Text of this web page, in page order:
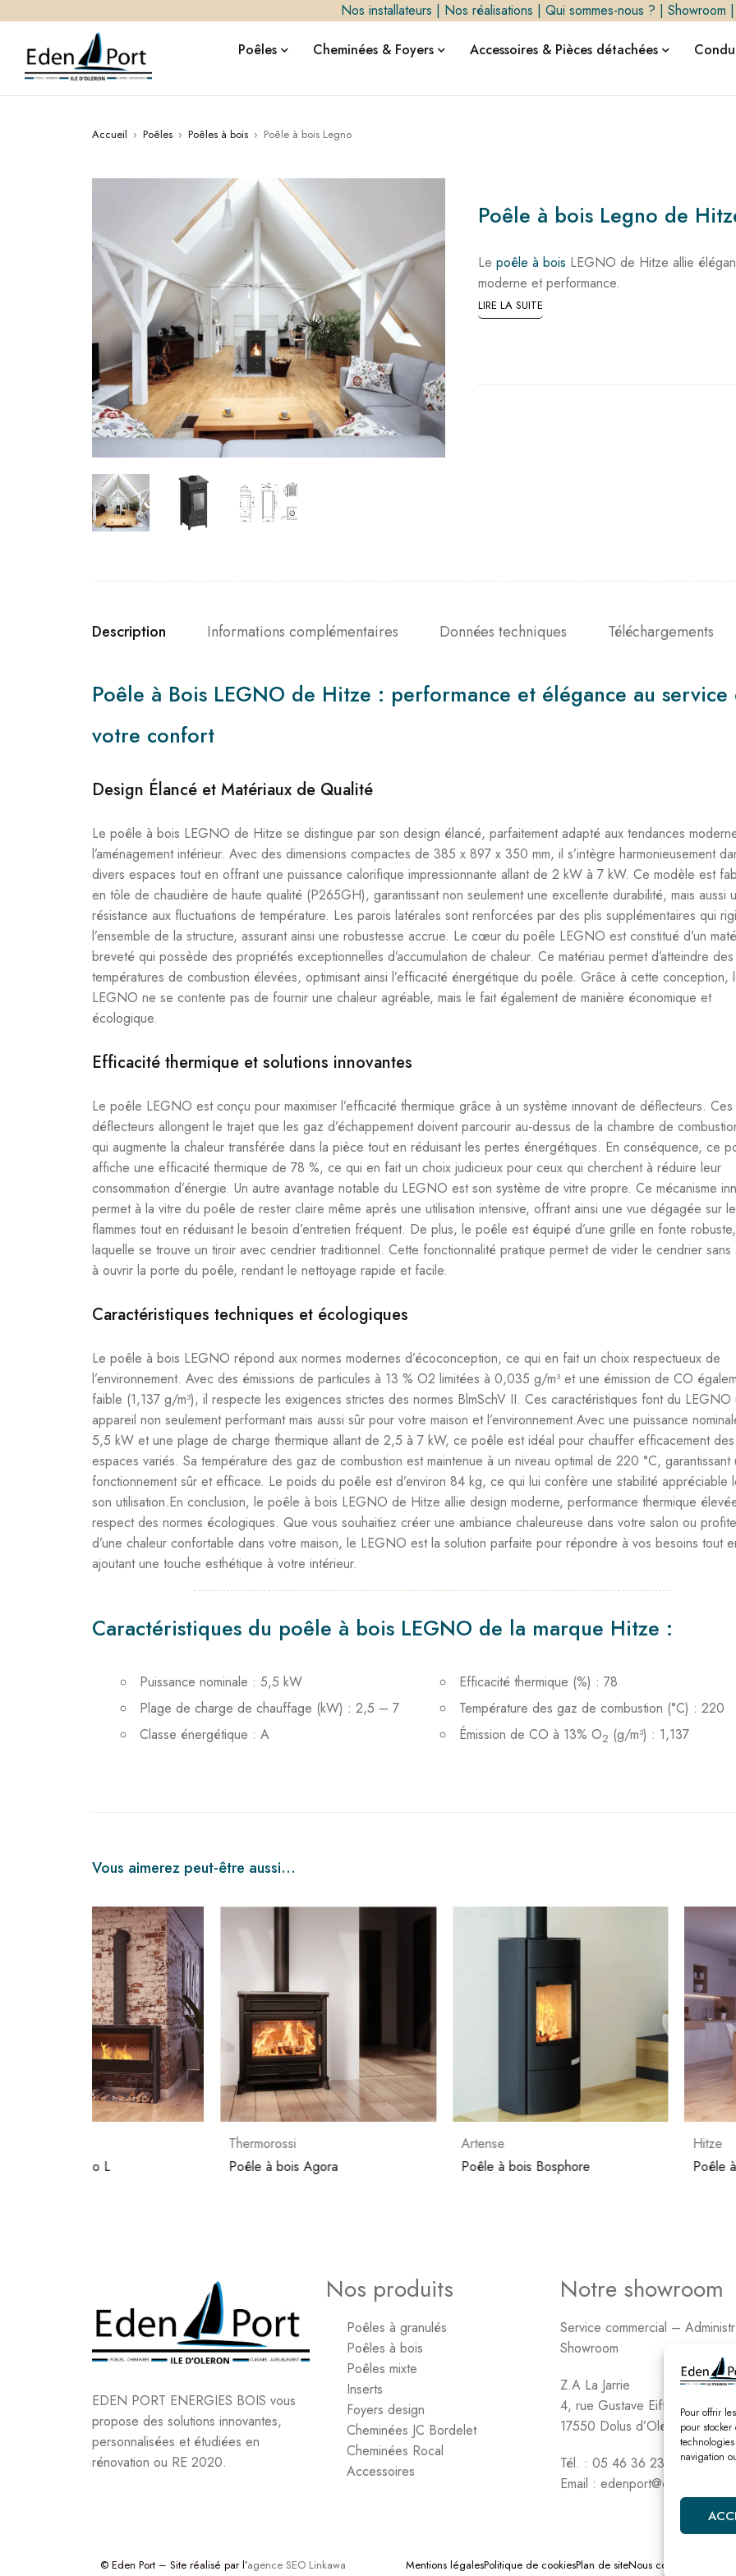
Pour offrir
pour
navigation
Nos installateurs | Nos réalisations | Qui sommes-nous ? | Showroom |
Poêles Cheminées & Foyers Accessoires & Pièces détachées
Accueil › Poêles › Poêles à bois › Poêle à bois Legno
Poêle à bois Legno de
Lepoêle à bois LEGNO de Hitze allie
moderne et performance.
LIRE LA SUITE
Description Informations complémentaires Données techniques Téléchargements
Poêle à Bois LEGNO de Hitze : performance et élégance au service
votre confort
Design Élancé et Matériaux de Qualité
Le poêle à bois LEGNO de Hitze se distingue par son design élancé, parfaitement adapté aux tendances
l’aménagement intérieur. Avec des dimensions compactes de 385 x 897 x 350 mm, il s’intègre harmonieusement
divers espaces tout en offrant une puissance calorifique impressionnante allant de 2 kW à 7 kW. Ce modèle est
en tôle de chaudière de haute qualité (P265GH), garantissant non seulement une excellente durabilité, mais aussi
résistance aux fluctuations de température. Les parois latérales sont renforcées par des plis supplémentaires qui
l’ensemble de la structure, assurant ainsi une robustesse accrue. Le cœur du poêle LEGNO est constitué d’un
breveté qui possède des propriétés exceptionnelles d’accumulation de chaleur. Ce matériau permet d’atteindre des
températures de combustion élevées, optimisant ainsi l’efficacité énergétique du poêle. Grâce à cette conception,
LEGNO ne se contente pas de fournir une chaleur agréable, mais le fait également de manière économique et
écologique.
Efficacité thermique et solutions innovantes
Le poêle LEGNO est conçu pour maximiser l’efficacité thermique grâce à un système innovant de déflecteurs. Ces
déflecteurs allongent le trajet que les gaz d’échappement doivent parcourir au-dessus de la chambre de
qui augmente la chaleur transférée dans la pièce tout en réduisant les pertes énergétiques. En conséquence, ce
affiche une efficacité thermique de 78 %, ce qui en fait un choix judicieux pour ceux qui cherchent à réduire leur
consommation d’énergie. Un autre avantage notable du LEGNO est son système de vitre propre. Ce mécanisme
permet à la vitre du poêle de rester claire même après une utilisation intensive, offrant ainsi une vue dégagée sur
flammes tout en réduisant le besoin d’entretien fréquent. De plus, le poêle est équipé d’une grille en fonte
laquelle se trouve un tiroir avec cendrier traditionnel. Cette fonctionnalité pratique permet de vider le cendrier sans
à ouvrir la porte du poêle, rendant le nettoyage rapide et facile.
Caractéristiques techniques et écologiques
Le poêle à bois LEGNO répond aux normes modernes d’écoconception, ce qui en fait un choix respectueux de
l’environnement. Avec des émissions de particules à 13 % O2 limitées à 0,035 g/m³ et une émission de CO
faible (1,137 g/m³), il respecte les exigences strictes des normes BlmSchV II. Ces caractéristiques font du LEGNO
appareil non seulement performant mais aussi sûr pour votre maison et l’environnement.Avec une puissance
5,5 kW et une plage de charge thermique allant de 2,5 à 7 kW, ce poêle est idéal pour chauffer efficacement des
espaces variés. Sa température des gaz de combustion est maintenue à un niveau optimal de 220 °C, garantissant
fonctionnement sûr et efficace. Le poids du poêle est d’environ 84 kg, ce qui lui confère une stabilité appréciable
son utilisation.En conclusion, le poêle à bois LEGNO de Hitze allie design moderne, performance thermique
respect des normes écologiques. Que vous souhaitiez créer une ambiance chaleureuse dans votre salon ou
d’une chaleur confortable dans votre maison, le LEGNO est la solution parfaite pour répondre à vos besoins tout
ajoutant une touche esthétique à votre intérieur.
Caractéristiques du poêle à bois LEGNO de la marque Hitze :
Puissance nominale : 5,5 kW
Plage de charge de chauffage (kW) : 2,5 – 7
Classe énergétique : A
Efficacité thermique (%) : 78
Température des gaz de combustion (°C) : 220
Émission de CO à 13% O2 (g/m³) : 1,137
Vous aimerez peut-être aussi…
Poêle à bois Agora
Poêle à bois Bosphore
Poêle à bois Lupo L
EDEN PORT ENERGIES BOIS vous
propose des solutions innovantes,
personnalisées et étudiées en
rénovation ou RE 2020.
Nos produits
Poêles à granulés
Poêles à bois
Poêles mixte
Inserts
Foyers design
Cheminées JC Bordelet
Cheminées Rocal
Accessoires
Notre showroom
Service commercial –
Showroom
Z.A La Jarrie
4, rue Gustave Eiffel
17550 Dolus d’Oléron
Tél. : 05 46 36 23 06
Email : edenport@orange.fr
© Eden Port – Site réalisé par l’agence SEO Linkawa Mentions légalesPolitique de cookiesPlan de siteNous contacter